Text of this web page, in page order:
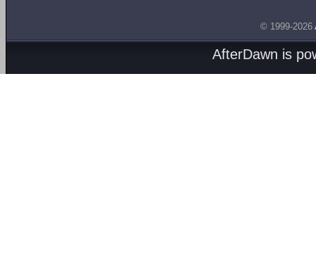
© 1999-2026
AfterDawn is